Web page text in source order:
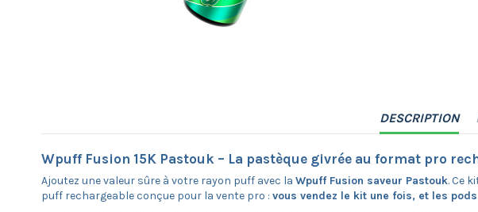
DESCRIPTION
Wpuff Fusion 15K Pastouk – La pastèque givrée au format pro
Ajoutez une valeur sûre à votre rayon puff avec la Wpuff Fusion saveur Pastouk. Ce
puff rechargeable conçue pour la vente pro : vous vendez le kit une fois, et les